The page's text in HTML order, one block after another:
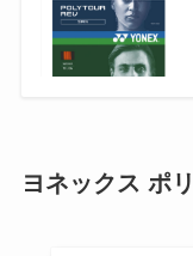
ヨネックス ポ